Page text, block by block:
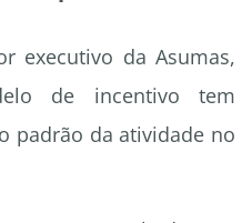
executivo da Asumas,
de incentivo tem
padrão da atividade no